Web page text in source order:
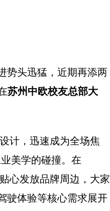
势头迅猛，近期再添两
苏州中欧校友总部大
计，迅速成为全场焦
美学的碰撞。在
心发放品牌周边，大家
驶体验等核心需求展开